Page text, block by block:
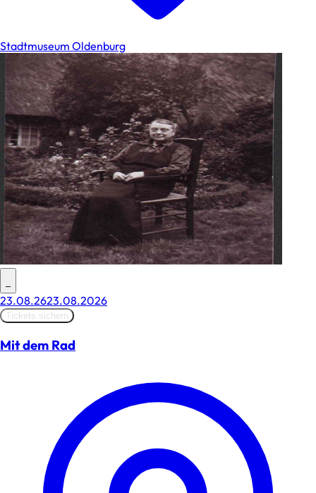
Stadtmuseum Oldenburg
–
23.08.2623.08.2026
Tickets sichern
Mit dem Rad